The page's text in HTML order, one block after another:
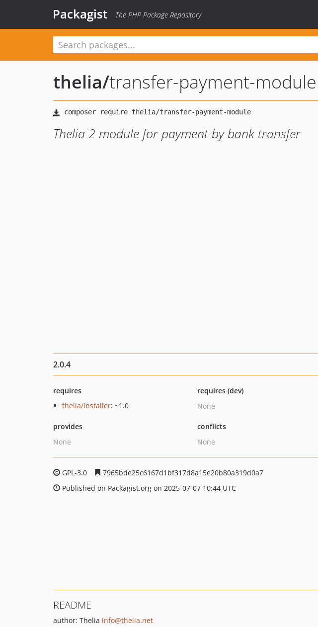
Packagist The PHP Package Repository
thelia/transfer-payment-module
Thelia 2 module for payment by bank transfer
2.0.4
requires
thelia/installer: ~1.0
requires (dev)
None
provides
None
conflicts
None
GPL-3.0
7965bde25c6167d1bf317d8a15e20b80a319d0a7
Published on Packagist.org on 2025-07-07 10:44 UTC
README
author: Thelia info@thelia.net